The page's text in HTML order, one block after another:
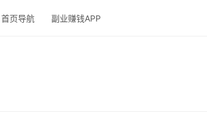
首页导航 副业赚钱APP